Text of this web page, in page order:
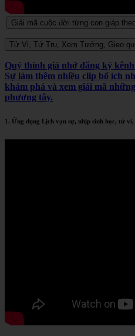
Quý thính giả nhớ đăng ký
Sự làm thêm nhiều clip bổ ích
khám phá và xem giải mã
phương tây.
1. Ứng dụng Lịch vạn sự, nhịp sinh học, tử